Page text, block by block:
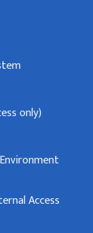
only)
Access